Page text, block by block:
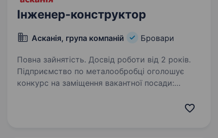
Інженер-конструктор
Асканія, група компаній Бровари
Повна зайнятість. Досвід роботи від 2 років.
Підприємство по металообробці оголошує
конкурс на заміщення вакантної посади:
технічна освіта обробка матеріалів різанням,